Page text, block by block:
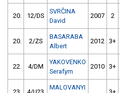
20. 12/DS
SVRČINA
David
2007 2
20. 2/ZS
BASARABA
Albert
2012 3+
22. 4/DM
YAKOVENKO
Serafym
2010 3+
MALOVANYI